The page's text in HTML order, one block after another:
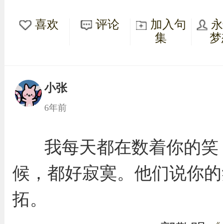
喜欢 评论
加入句
集
小张
6年前
我每天都在数着你的
候，都好寂寞。他们说你
拓。